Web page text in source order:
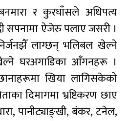
र कुरघाँसले अधिपत्य
सपनामा ऐजेरु पलाए जसरी ।
लाग्छन् भलिबल खेल्ने
घरअगाडिका आँगनहरू ।
खिया लागिसकेको
दिमागमा भ्रष्टिकरण छाए
पानीट्याङ्खी, बंकर, टनेल,